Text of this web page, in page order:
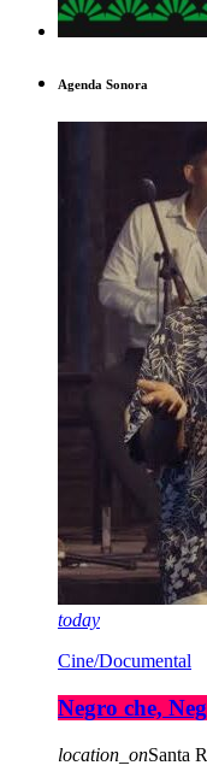
Agenda Sonora
today
Cine/Documental
Negro che,
location_onSanta